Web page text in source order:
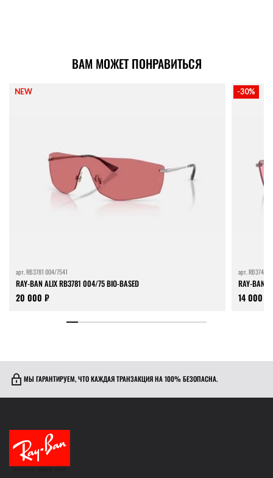
ВАМ МОЖЕТ ПОНРАВИТЬСЯ
NEW
арт.RB3781 004/7541
RAY-BAN ALIX RB3781 004/75 BIO-BASED
20 000 ₽
-30%
арт.RB3741
RAY-BAN
14 000 ₽
МЫ ГАРАНТИРУЕМ, ЧТО КАЖДАЯ ТРАНЗАКЦИЯ НА 100% БЕЗОПАСНА.